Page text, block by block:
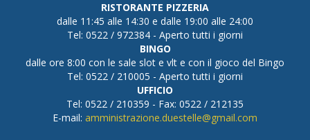
RISTORANTE PIZZERIA
dalle 11:45 alle 14:30 e dalle 19:00 alle 24:00
Tel: 0522 / 972384 - Aperto tutti i giorni
BINGO
dalle ore 8:00 con le sale slot e vlt e con il gioco del Bingo
Tel: 0522 / 210005 - Aperto tutti i giorni
UFFICIO
Tel: 0522 / 210359 - Fax: 0522 / 212135
E-mail: amministrazione.duestelle@gmail.com